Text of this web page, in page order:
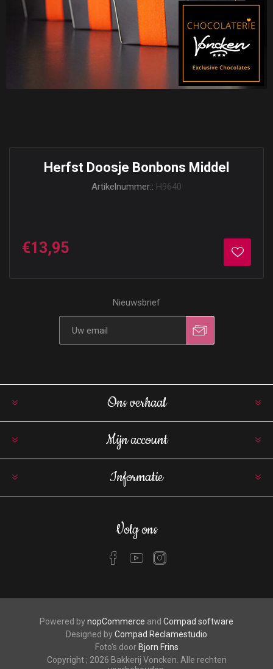
Herfst Doosje Bonbons Middel
Artikelnummer:: H9640
€13,95
Nieuwsbrief
Ons verhaal
Mijn account
Informatie
Volg ons
Powered bynopCommerce and Compad software
Designed byCompad Reclamestudio
Foto's door Bjorn Frins
Copyright ; 2026 Bakkerij Voncken. Alle rechten